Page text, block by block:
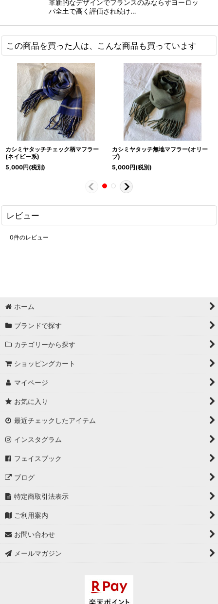
革新的なデザインでフランスのみならずヨーロッ
パ全土で高く評価され続け…
この商品を買った人は、こんな商品も買っています
カシミヤタッチチェック柄マフラー
(ネイビー系)
5,000円(税別)
カシミヤタッチ無地マフラー(オリー
ブ)
5,000円(税別)
レビュー
0件のレビュー
ホーム
ブランドで探す
カテゴリーから探す
ショッピングカート
マイページ
お気に入り
最近チェックしたアイテム
インスタグラム
フェイスブック
ブログ
特定商取引法表示
ご利用案内
お問い合わせ
メールマガジン